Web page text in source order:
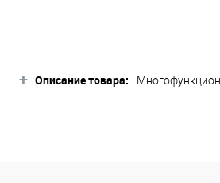
+ Описание товара: